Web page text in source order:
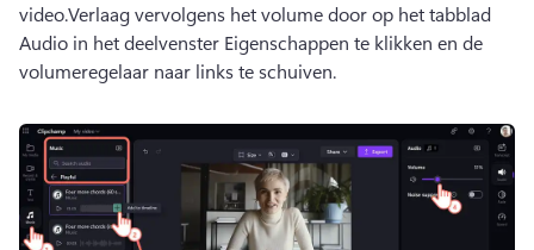
video.Verlaag vervolgens het volume door op het tabblad
Audio in het deelvenster Eigenschappen te klikken en de
volumeregelaar naar links te schuiven.